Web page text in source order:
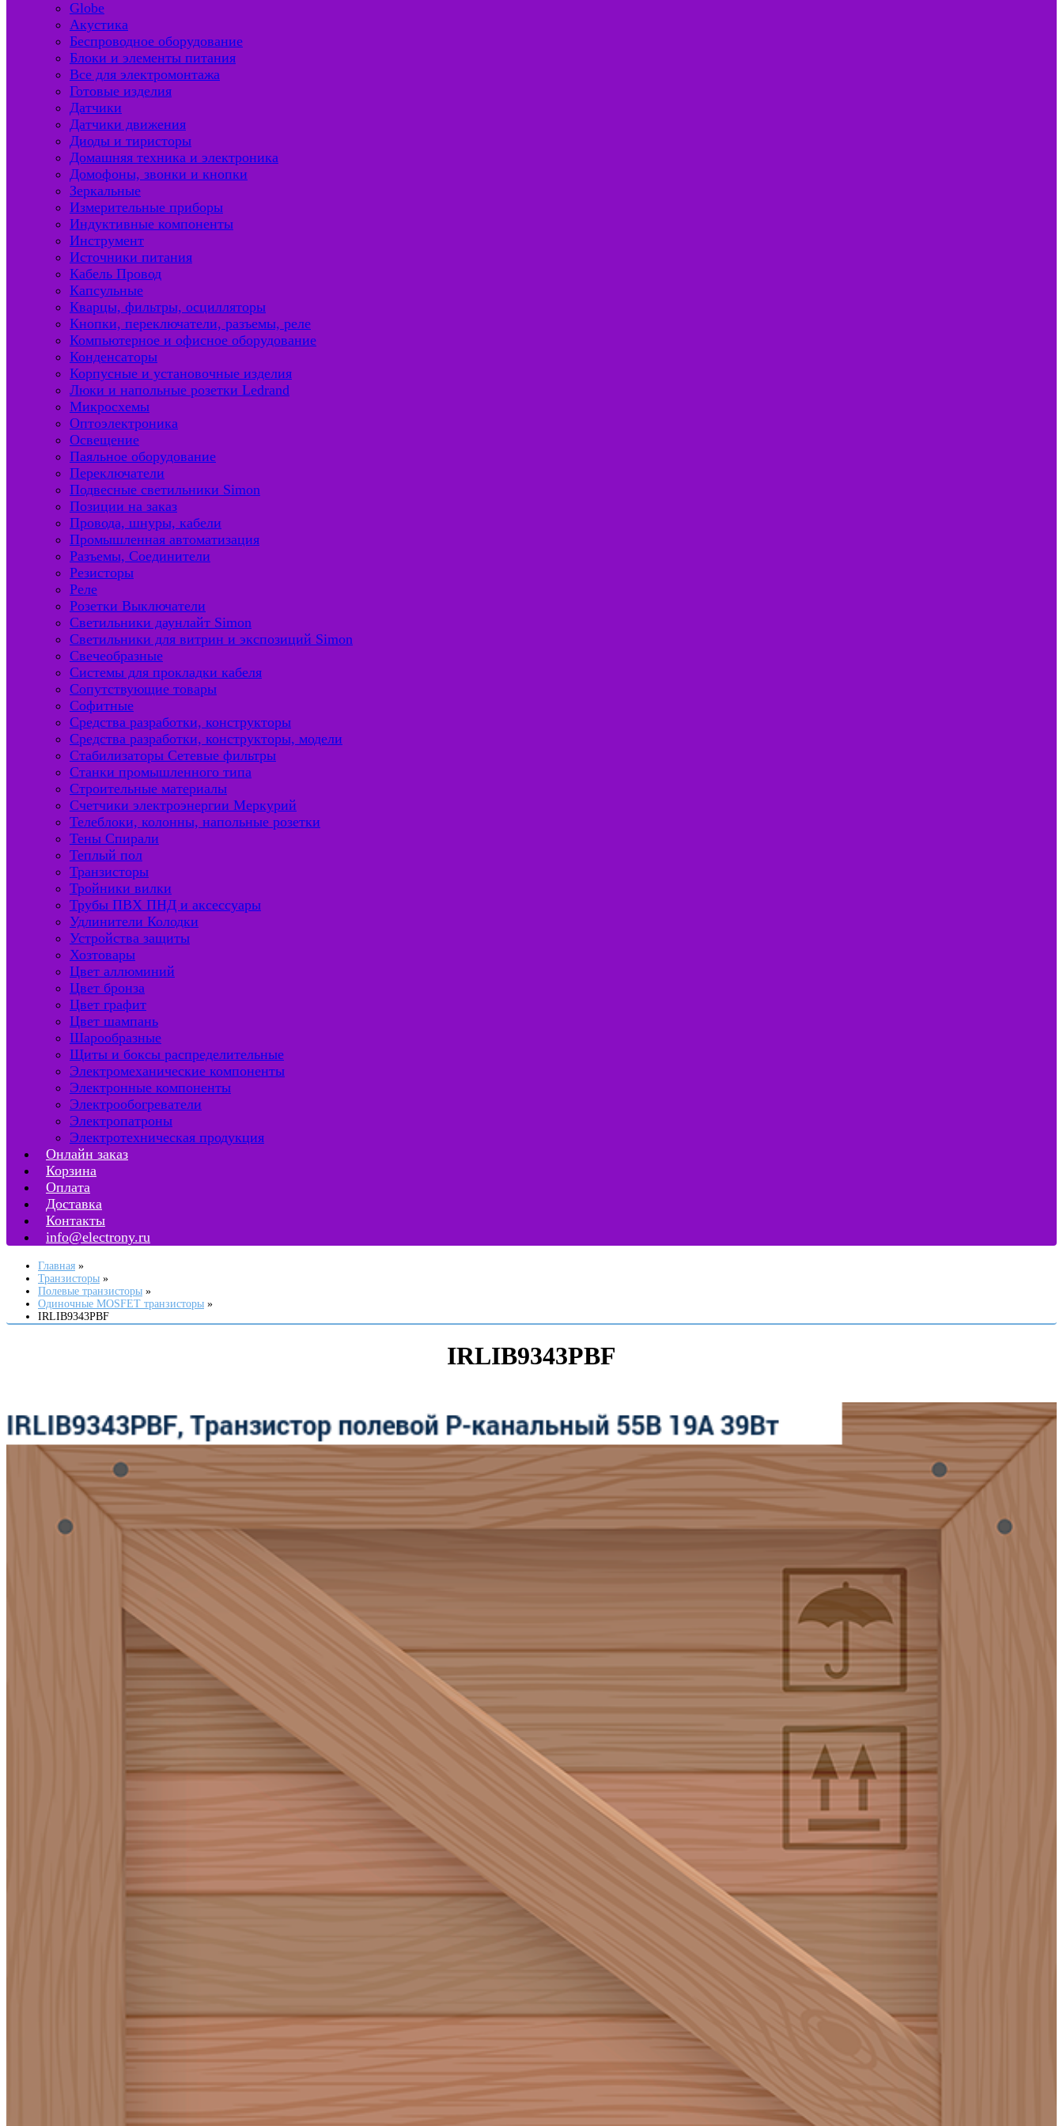
Globe
Акустика
Беспроводное оборудование
Блоки и элементы питания
Все для электромонтажа
Готовые изделия
Датчики
Датчики движения
Диоды и тиристоры
Домашняя техника и электроника
Домофоны, звонки и кнопки
Зеркальные
Измерительные приборы
Индуктивные компоненты
Инструмент
Источники питания
Кабель Провод
Капсульные
Кварцы, фильтры, осцилляторы
Кнопки, переключатели, разъемы, реле
Компьютерное и офисное оборудование
Конденсаторы
Корпусные и установочные изделия
Люки и напольные розетки Ledrand
Микросхемы
Оптоэлектроника
Освещение
Паяльное оборудование
Переключатели
Подвесные светильники Simon
Позиции на заказ
Провода, шнуры, кабели
Промышленная автоматизация
Разъемы, Соединители
Резисторы
Реле
Розетки Выключатели
Светильники даунлайт Simon
Светильники для витрин и экспозиций Simon
Свечеобразные
Системы для прокладки кабеля
Сопутствующие товары
Софитные
Средства разработки, конструкторы
Средства разработки, конструкторы, модели
Стабилизаторы Сетевые фильтры
Станки промышленного типа
Строительные материалы
Счетчики электроэнергии Меркурий
Телеблоки, колонны, напольные розетки
Тены Спирали
Теплый пол
Транзисторы
Тройники вилки
Трубы ПВХ ПНД и аксессуары
Удлинители Колодки
Устройства защиты
Хозтовары
Цвет аллюминий
Цвет бронза
Цвет графит
Цвет шампань
Шарообразные
Щиты и боксы распределительные
Электромеханические компоненты
Электронные компоненты
Электрообогреватели
Электропатроны
Электротехническая продукция
Онлайн заказ
Корзина
Оплата
Доставка
Контакты
info@electrony.ru
Главная
Транзисторы
Полевые транзисторы
Одиночные MOSFET транзисторы
IRLIB9343PBF
IRLIB9343PBF